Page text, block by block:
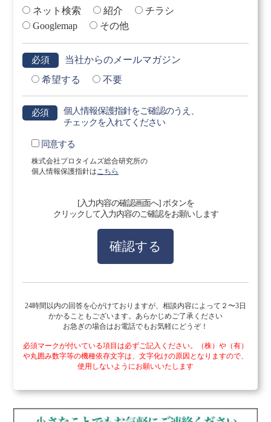
ネット検索 紹介
チラシ
Googlemap
その他
必須
当社からのメールマガジン
希望する
不要
必須
個人情報保護指針をご確認のうえ、
チェックを入れてください
同意する
株式会社プロタイムズ総合研究所の
個人情報保護指針は こちら
[入力内容の確認画面へ] ボタンを
クリックして入力内容のご確認をお願いします
確認する
24時間以内の回答を心がけておりますが、相談内容によって２〜3日
かかることもございます。あらかじめご了承ください
お急ぎの場合はお電話でもお気軽にどうぞ！
必須マークが付いている項目は必ずご記入ください。（株）や（有）
や丸囲み数字等の機種依存文字は、文字化けの原因となりますので、
使用しないようにお願いいたします